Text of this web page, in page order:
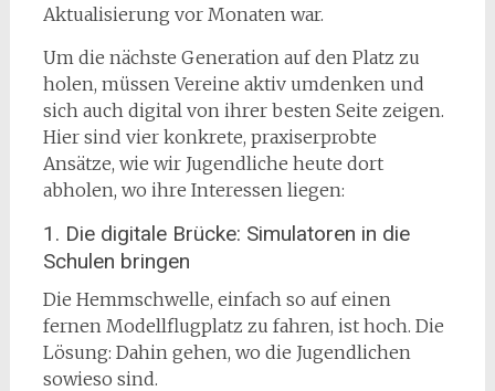
Aktualisierung vor Monaten war.
Um die nächste Generation auf den Platz zu
holen, müssen Vereine aktiv umdenken und
sich auch digital von ihrer besten Seite zeigen.
Hier sind vier konkrete, praxiserprobte
Ansätze, wie wir Jugendliche heute dort
abholen, wo ihre Interessen liegen:
1. Die digitale Brücke: Simulatoren in die
Schulen bringen
Die Hemmschwelle, einfach so auf einen
fernen Modellflugplatz zu fahren, ist hoch. Die
Lösung: Dahin gehen, wo die Jugendlichen
sowieso sind.